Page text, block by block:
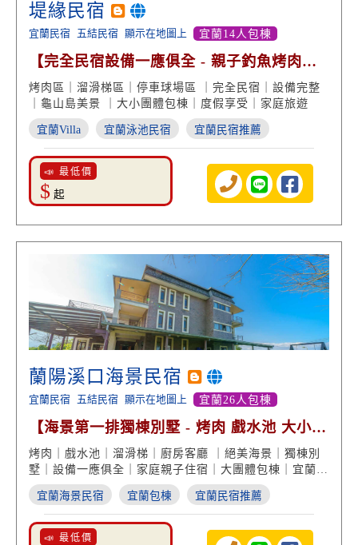
堤緣民宿
宜蘭民宿 五結民宿 顯示在地圖上 宜蘭14人包棟
【完全民宿設備一應俱全 - 親子釣魚烤肉都
OK】
烤肉區｜溜滑梯區｜停車球場區 ｜完全民宿｜設備完整
｜龜山島美景 ｜大小團體包棟｜度假享受｜家庭旅遊
宜蘭Villa 宜蘭泳池民宿 宜蘭民宿推薦
📣 最低價
$ 起
蘭陽溪口海景民宿
宜蘭民宿 五結民宿 顯示在地圖上 宜蘭26人包棟
【海景第一排獨棟別墅 - 烤肉 戲水池 大小包
棟】
烤肉｜戲水池｜溜滑梯｜廚房客廳 ｜絕美海景｜獨棟別
墅｜設備一應俱全｜家庭親子住宿｜大團體包棟｜宜蘭渡
假旅遊
宜蘭海景民宿 宜蘭包棟 宜蘭民宿推薦
📣 最低價